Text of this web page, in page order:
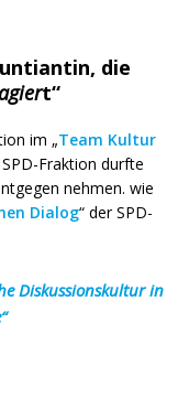
die
t“
im „Team Kultur
SPD-Fraktion durfte
nehmen. wie
Dialog“ der SPD-
Diskussionskultur in